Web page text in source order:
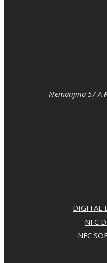
Nemanjina 57 A
DIGITAL
NFC
NFC